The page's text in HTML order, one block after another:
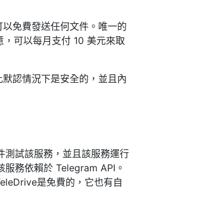
免費發送任何文件。唯一的
可以每月支付 10 美元來取
認情況下是安全的，並且內
測試該服務，並且該服務運行
務依賴於 Telegram API。
是免費的，它也有自